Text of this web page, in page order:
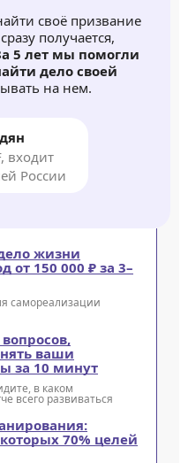
своё призвание
получается,
5 лет мы помогли
дело своей
на нем.
входит
России
жизни
от 150 000 ₽ за 3–
самореализации
ваши
за 10 минут
в каком
всего развиваться
70% целей